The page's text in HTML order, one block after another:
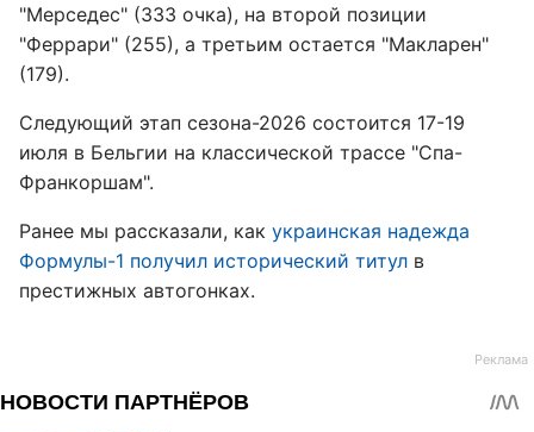
"Мерседес" (333 очка), на второй позиции
"Феррари" (255), а третьим остается "Макларен"
(179).
Следующий этап сезона-2026 состоится 17-19
июля в Бельгии на классической трассе "Спа-
Франкоршам".
Ранее мы рассказали, как украинская надежда
Формулы-1 получил исторический титул в
престижных автогонках.